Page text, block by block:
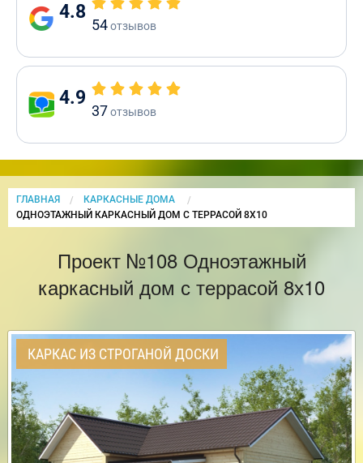
4.8
54отзывов
4.9
37отзывов
ГЛАВНАЯ
КАРКАСНЫЕ ДОМА
CURRENT:
ОДНОЭТАЖНЫЙ КАРКАСНЫЙ ДОМ С ТЕРРАСОЙ 8Х10
Проект №108 Одноэтажный
каркасный дом с террасой 8х10
КАРКАС ИЗ СТРОГАНОЙ ДОСКИ